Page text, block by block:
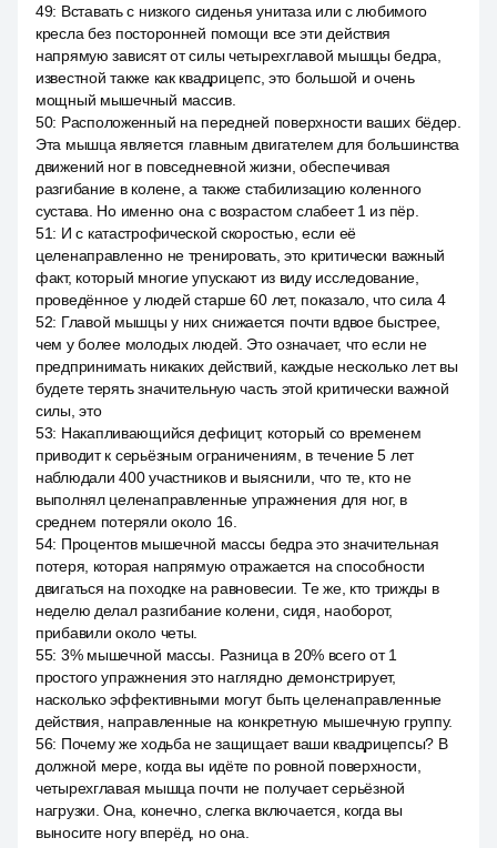
49: Вставать с низкого сиденья унитаза или с любимого
кресла без посторонней помощи все эти действия
напрямую зависят от силы четырехглавой мышцы бедра,
известной также как квадрицепс, это большой и очень
мощный мышечный массив.
50: Расположенный на передней поверхности ваших бёдер.
Эта мышца является главным двигателем для большинства
движений ног в повседневной жизни, обеспечивая
разгибание в колене, а также стабилизацию коленного
сустава. Но именно она с возрастом слабеет 1 из пёр.
51: И с катастрофической скоростью, если её
целенаправленно не тренировать, это критически важный
факт, который многие упускают из виду исследование,
проведённое у людей старше 60 лет, показало, что сила 4
52: Главой мышцы у них снижается почти вдвое быстрее,
чем у более молодых людей. Это означает, что если не
предпринимать никаких действий, каждые несколько лет вы
будете терять значительную часть этой критически важной
силы, это
53: Накапливающийся дефицит, который со временем
приводит к серьёзным ограничениям, в течение 5 лет
наблюдали 400 участников и выяснили, что те, кто не
выполнял целенаправленные упражнения для ног, в
среднем потеряли около 16.
54: Процентов мышечной массы бедра это значительная
потеря, которая напрямую отражается на способности
двигаться на походке на равновесии. Те же, кто трижды в
неделю делал разгибание колени, сидя, наоборот,
прибавили около четы.
55: 3% мышечной массы. Разница в 20% всего от 1
простого упражнения это наглядно демонстрирует,
насколько эффективными могут быть целенаправленные
действия, направленные на конкретную мышечную группу.
56: Почему же ходьба не защищает ваши квадрицепсы? В
должной мере, когда вы идёте по ровной поверхности,
четырехглавая мышца почти не получает серьёзной
нагрузки. Она, конечно, слегка включается, когда вы
выносите ногу вперёд, но она.